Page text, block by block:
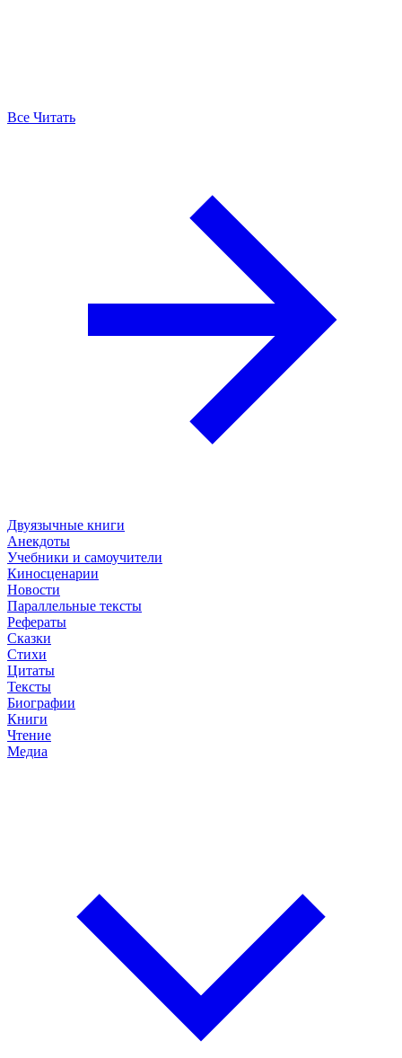
Все Читать
Двуязычные книги
Анекдоты
Учебники и самоучители
Киносценарии
Новости
Параллельные тексты
Рефераты
Сказки
Стихи
Цитаты
Тексты
Биографии
Книги
Чтение
Медиа